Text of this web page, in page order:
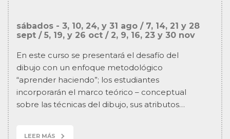
sábados - 3, 10, 24, y 31 ago / 7, 14, 21 y 28
sept / 5, 19, y 26 oct / 2, 9, 16, 23 y 30 nov
En este curso se presentará el desafío del
dibujo con un enfoque metodológico
“aprender haciendo”; los estudiantes
incorporarán el marco teórico – conceptual
sobre las técnicas del dibujo, sus atributos…
LEER MÁS